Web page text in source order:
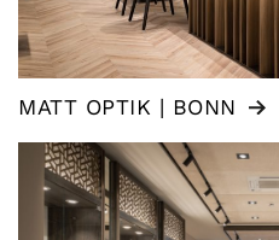
MATT OPTIK | BONN